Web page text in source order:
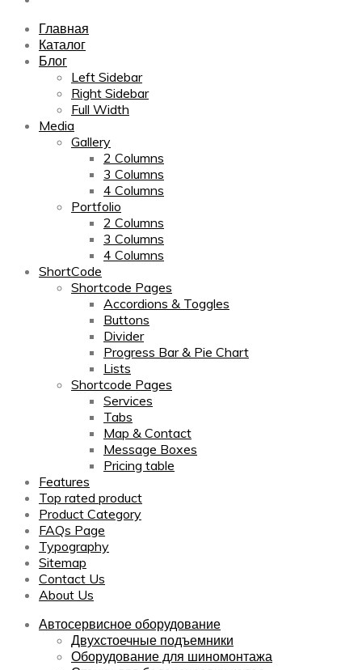
Главная
Каталог
Блог
Left Sidebar
Right Sidebar
Full Width
Media
Gallery
2 Columns
3 Columns
4 Columns
Portfolio
2 Columns
3 Columns
4 Columns
ShortCode
Shortcode Pages
Accordions & Toggles
Buttons
Divider
Progress Bar & Pie Chart
Lists
Shortcode Pages
Services
Tabs
Map & Contact
Message Boxes
Pricing table
Features
Top rated product
Product Category
FAQs Page
Typography
Sitemap
Contact Us
About Us
Автосервисное оборудование
Двухстоечные подъемники
Оборудование для шиномонтажа